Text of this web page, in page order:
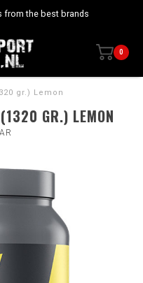
from the best brands
0
gr.) Lemon
GR.) LEMON